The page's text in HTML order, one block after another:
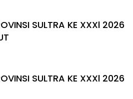
SULTRA KE XXXl 2026
SULTRA KE XXXl 2026